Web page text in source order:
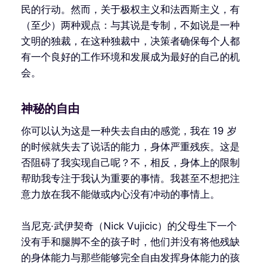
民的行动。然而，关于极权主义和法西斯主义，有
（至少）两种观点：与其说是专制，不如说是一种
文明的独裁，在这种独裁中，决策者确保每个人都
有一个良好的工作环境和发展成为最好的自己的机
会。
神秘的自由
你可以认为这是一种失去自由的感觉，我在 19 岁
的时候就失去了说话的能力，身体严重残疾。这是
否阻碍了我实现自己呢？不，相反，身体上的限制
帮助我专注于我认为重要的事情。我甚至不想把注
意力放在我不能做或内心没有冲动的事情上。
当尼克·武伊契奇（Nick Vujicic）的父母生下一个
没有手和腿脚不全的孩子时，他们并没有将他残缺
的身体能力与那些能够完全自由发挥身体能力的孩